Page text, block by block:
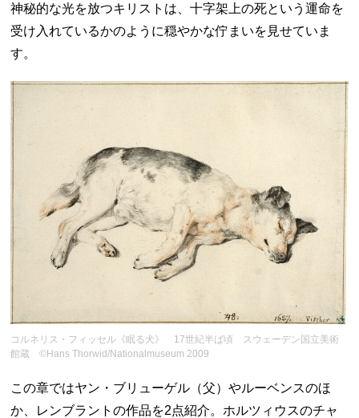
神秘的な光を放つキリストは、十字架上の死という運命を
受け入れているかのように穏やかな佇まいを見せていま
す。
コルネリス・フィッセル《眠る犬》 17世紀半ば頃 スウェーデン国立美術
館蔵 ©Hans Thorwid/Nationalmuseum 2009
この章ではヤン・ブリューゲル（父）やルーベンスのほ
か、レンブラントの作品を2点紹介。ホルツィウスのチャ